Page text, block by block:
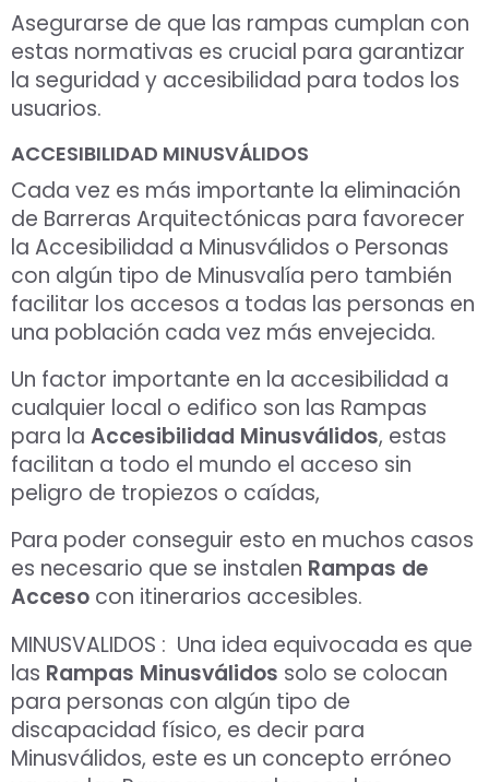
Asegurarse de que las rampas cumplan con
estas normativas es crucial para garantizar
la seguridad y accesibilidad para todos los
usuarios.
ACCESIBILIDAD MINUSVÁLIDOS
Cada vez es más importante la eliminación
de Barreras Arquitectónicas para favorecer
la Accesibilidad a Minusválidos o Personas
con algún tipo de Minusvalía pero también
facilitar los accesos a todas las personas en
una población cada vez más envejecida.
Un factor importante en la accesibilidad a
cualquier local o edifico son las Rampas
para la Accesibilidad Minusválidos, estas
facilitan a todo el mundo el acceso sin
peligro de tropiezos o caídas,
Para poder conseguir esto en muchos casos
es necesario que se instalen Rampas de
Acceso con itinerarios accesibles.
MINUSVALIDOS : Una idea equivocada es que
las Rampas Minusválidos solo se colocan
para personas con algún tipo de
discapacidad físico, es decir para
Minusválidos, este es un concepto erróneo